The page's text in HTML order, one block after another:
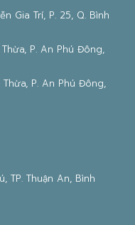
Gia Trí, P. 25, Q. Bình
P. An Phú Đông,
P. An Phú Đông,
TP. Thuận An, Bình